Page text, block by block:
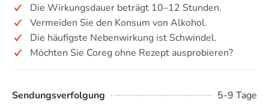
Die Wirkungsdauer beträgt 10–12 Stunden.
Vermeiden Sie den Konsum von Alkohol.
Die häufigste Nebenwirkung ist Schwindel.
Möchten Sie Coreg ohne Rezept ausprobieren?
Sendungsverfolgung
5-9 Tage